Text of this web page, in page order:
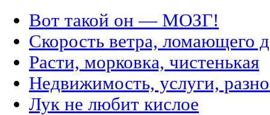
Вот такой он — МОЗГ!
Скорость ветра, ломающего
Расти, морковка, чистенькая
Недвижимость, услуги,
Лук не любит кислое